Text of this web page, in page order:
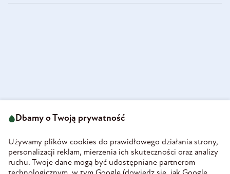
58-160 Świebodzice
REGON 890213034
INFORMACJE
Dbamy o Twoją prywatność
Używamy plików cookies do prawidłowego działania strony,
personalizacji reklam, mierzenia ich skuteczności oraz analizy
ruchu. Twoje dane mogą być udostępniane partnerom